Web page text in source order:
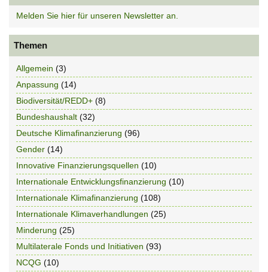
Melden Sie hier für unseren Newsletter an.
Themen
Allgemein (3)
Anpassung (14)
Biodiversität/REDD+ (8)
Bundeshaushalt (32)
Deutsche Klimafinanzierung (96)
Gender (14)
Innovative Finanzierungsquellen (10)
Internationale Entwicklungsfinanzierung (10)
Internationale Klimafinanzierung (108)
Internationale Klimaverhandlungen (25)
Minderung (25)
Multilaterale Fonds und Initiativen (93)
NCQG (10)